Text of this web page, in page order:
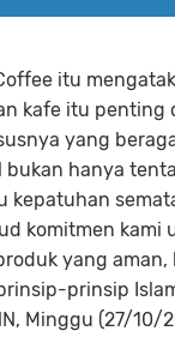
itu
kafe itu penting
yang
bukan hanya
kepatuhan
komitmen kami
yang aman,
prinsip
Minggu (27/10/